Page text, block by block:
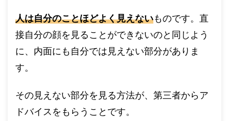
人は自分のことほどよく見えないものです。直
接自分の顔を見ることができないのと同じよう
に、内面にも自分では見えない部分がありま
す。
その見えない部分を見る方法が、第三者からア
ドバイスをもらうことです。